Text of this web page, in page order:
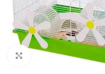
Haga clic para ampliar